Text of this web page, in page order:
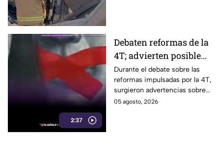
2:37
Debaten reformas de la
4T; advierten posible
control sobre la
información y voces
críticas
Durante el debate sobre las
reformas impulsadas por la 4T,
surgieron advertencias sobre
un posible impacto en la
05 agosto, 2026